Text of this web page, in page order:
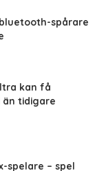
spårare
kan få
tidigare
spelare – spel